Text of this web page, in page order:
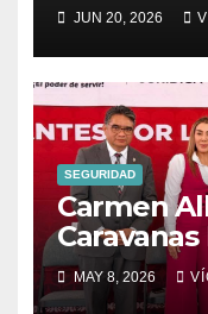
abuso
JUN 20, 2026
SEGURIDAD
Carmen
Justicia
Guerra
MAY 8, 2026